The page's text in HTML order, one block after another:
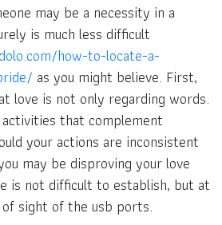
may be a necessity in a
is much less difficult
how-to-locate-a-
as you might believe. First,
love is not only regarding words.
that complement
your actions are inconsistent
may be disproving your love
is not difficult to establish, but at
sight of the usb ports.